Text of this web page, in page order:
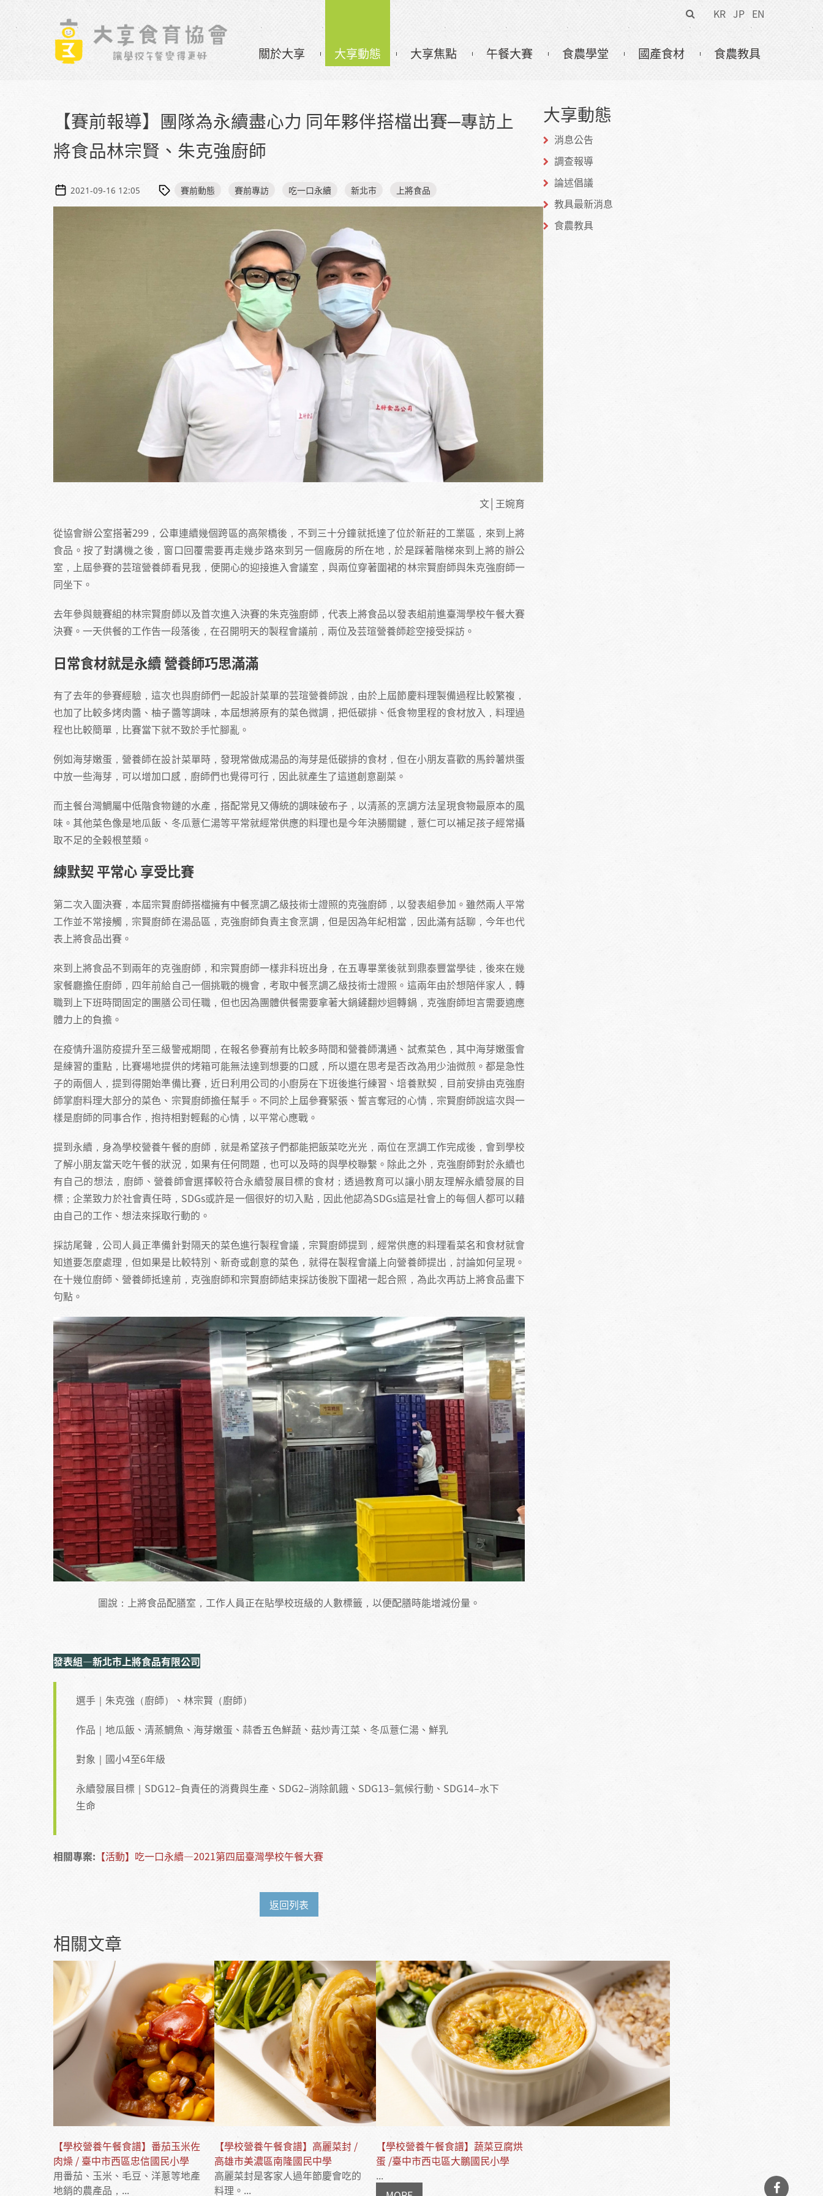
KR JP EN
搜
尋
表
單
關於大享 大享動態 大享焦點 午餐大賽 食農學堂 國產食材 食農教具
【賽前報導】團隊為永續盡心力 同年夥伴搭檔出賽─專訪上
將食品林宗賢、朱克強廚師
2021-09-16 12:05 賽前動態 賽前專訪 吃一口永續 新北市 上將食品
文│王婉育
從協會辦公室搭著299，公車連續幾個跨區的高架橋後，不到三十分鐘就抵達了位於新莊的工業區，來到上將
食品。按了對講機之後，窗口回覆需要再走幾步路來到另一個廠房的所在地，於是踩著階梯來到上將的辦公
室，上屆參賽的芸瑄營養師看見我，便開心的迎接進入會議室，與兩位穿著圍裙的林宗賢廚師與朱克強廚師一
同坐下。
去年參與競賽組的林宗賢廚師以及首次進入決賽的朱克強廚師，代表上將食品以發表組前進臺灣學校午餐大賽
決賽。一天供餐的工作告一段落後，在召開明天的製程會議前，兩位及芸瑄營養師趁空接受採訪。
日常食材就是永續 營養師巧思滿滿
有了去年的參賽經驗，這次也與廚師們一起設計菜單的芸瑄營養師說，由於上屆節慶料理製備過程比較繁複，
也加了比較多烤肉醬、柚子醬等調味，本屆想將原有的菜色微調，把低碳排、低食物里程的食材放入，料理過
程也比較簡單，比賽當下就不致於手忙腳亂。
例如海芽嫩蛋，營養師在設計菜單時，發現常做成湯品的海芽是低碳排的食材，但在小朋友喜歡的馬鈴薯烘蛋
中放一些海芽，可以增加口感，廚師們也覺得可行，因此就產生了這道創意副菜。
而主餐台灣鯛屬中低階食物鏈的水產，搭配常見又傳統的調味破布子，以清蒸的烹調方法呈現食物最原本的風
味。其他菜色像是地瓜飯、冬瓜薏仁湯等平常就經常供應的料理也是今年決勝關鍵，薏仁可以補足孩子經常攝
取不足的全榖根莖類。
練默契 平常心 享受比賽
第二次入圍決賽，本屆宗賢廚師搭檔擁有中餐烹調乙級技術士證照的克強廚師，以發表組參加。雖然兩人平常
工作並不常接觸，宗賢廚師在湯品區，克強廚師負責主食烹調，但是因為年紀相當，因此滿有話聊，今年也代
表上將食品出賽。
來到上將食品不到兩年的克強廚師，和宗賢廚師一樣非科班出身，在五專畢業後就到鼎泰豐當學徒，後來在幾
家餐廳擔任廚師，四年前給自己一個挑戰的機會，考取中餐烹調乙級技術士證照。這兩年由於想陪伴家人，轉
職到上下班時間固定的團膳公司任職，但也因為團體供餐需要拿著大鍋鏟翻炒迴轉鍋，克強廚師坦言需要適應
體力上的負擔。
在疫情升溫防疫提升至三級警戒期間，在報名參賽前有比較多時間和營養師溝通、試煮菜色，其中海芽嫩蛋會
是練習的重點，比賽場地提供的烤箱可能無法達到想要的口感，所以還在思考是否改為用少油微煎。都是急性
子的兩個人，提到得開始準備比賽，近日利用公司的小廚房在下班後進行練習、培養默契，目前安排由克強廚
師掌廚料理大部分的菜色、宗賢廚師擔任幫手。不同於上屆參賽緊張、誓言奪冠的心情，宗賢廚師說這次與一
樣是廚師的同事合作，抱持相對輕鬆的心情，以平常心應戰。
提到永續，身為學校營養午餐的廚師，就是希望孩子們都能把飯菜吃光光，兩位在烹調工作完成後，會到學校
了解小朋友當天吃午餐的狀況，如果有任何問題，也可以及時的與學校聯繫。除此之外，克強廚師對於永續也
有自己的想法，廚師、營養師會選擇較符合永續發展目標的食材；透過教育可以讓小朋友理解永續發展的目
標；企業致力於社會責任時，SDGs或許是一個很好的切入點，因此他認為SDGs這是社會上的每個人都可以藉
由自己的工作、想法來採取行動的。
採訪尾聲，公司人員正準備針對隔天的菜色進行製程會議，宗賢廚師提到，經常供應的料理看菜名和食材就會
知道要怎麼處理，但如果是比較特別、新奇或創意的菜色，就得在製程會議上向營養師提出，討論如何呈現。
在十幾位廚師、營養師抵達前，克強廚師和宗賢廚師結束採訪後脫下圍裙一起合照，為此次再訪上將食品畫下
句點。
圖說：上將食品配膳室，工作人員正在貼學校班級的人數標籤，以便配膳時能增減份量。
發表組—新北市上將食品有限公司
選手｜朱克強（廚師）、林宗賢（廚師）
作品｜地瓜飯、清蒸鯛魚、海芽嫩蛋、蒜香五色鮮蔬、菇炒青江菜、冬瓜薏仁湯、鮮乳
對象｜國小4至6年級
永續發展目標｜SDG12–負責任的消費與生產、SDG2–消除飢餓、SDG13–氣候行動、SDG14–水下
生命
相關專案: 【活動】吃一口永續—2021第四屆臺灣學校午餐大賽
返回列表
相關文章
【學校營養午餐食譜】番茄玉米佐
肉燥 / 臺中市西區忠信國民小學
用番茄、玉米、毛豆、洋蔥等地產
地銷的農產品，...
【學校營養午餐食譜】高麗菜封 /
高雄市美濃區南隆國民中學
高麗菜封是客家人過年節慶會吃的
料理。...
【學校營養午餐食譜】蔬菜豆腐烘
蛋 /臺中市西屯區大鵬國民小學
...
大享動態
消息公告
調查報導
論述倡議
教具最新消息
食農教具